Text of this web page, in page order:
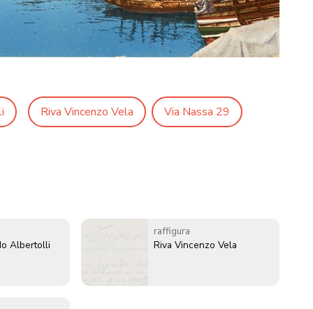
Riva Vincenzo Vela Via Nassa 29
Albertolli
raffigura
Riva Vincenzo Vela